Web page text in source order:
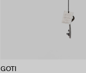
GOTI